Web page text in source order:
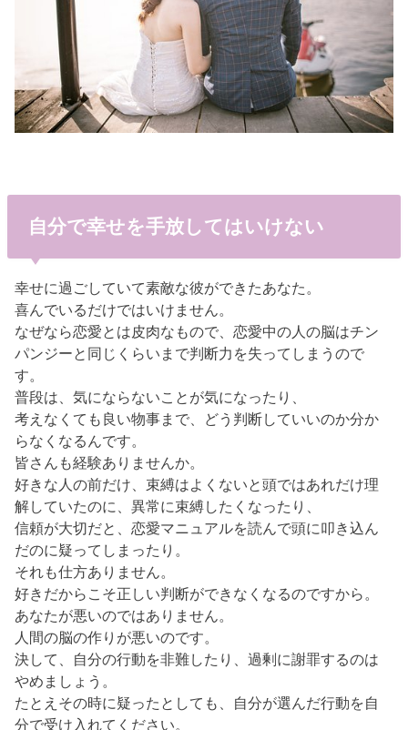
自分で幸せを手放してはいけない
幸せに過ごしていて素敵な彼ができたあなた。
喜んでいるだけではいけません。
なぜなら恋愛とは皮肉なもので、恋愛中の人の脳はチン
パンジーと同じくらいまで判断力を失ってしまうので
す。
普段は、気にならないことが気になったり、
考えなくても良い物事まで、どう判断していいのか分か
らなくなるんです。
皆さんも経験ありませんか。
好きな人の前だけ、束縛はよくないと頭ではあれだけ理
解していたのに、異常に束縛したくなったり、
信頼が大切だと、恋愛マニュアルを読んで頭に叩き込ん
だのに疑ってしまったり。
それも仕方ありません。
好きだからこそ正しい判断ができなくなるのですから。
あなたが悪いのではありません。
人間の脳の作りが悪いのです。
決して、自分の行動を非難したり、過剰に謝罪するのは
やめましょう。
たとえその時に疑ったとしても、自分が選んだ行動を自
分で受け入れてください。